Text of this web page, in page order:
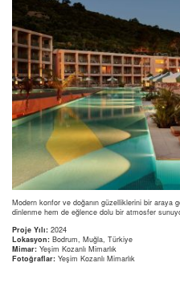
Modern konfor ve doğanın güzelliklerini bir araya
dinlenme hem de eğlence dolu bir atmosfer
Proje Yılı: 2024
Lokasyon: Bodrum, Muğla, Türkiye
Mimar: Yeşim Kozanlı Mimarlık
Fotoğraflar: Yeşim Kozanlı Mimarlık